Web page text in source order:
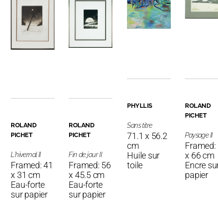
PHYLLIS
Sans titre
71.1 x 56.2
cm
Huile sur
toile
ROLAND
PICHET
Paysage II
Framed:
x 66 cm
Encre
papier
ROLAND
PICHET
L'hivernal II
Framed: 41
x 31 cm
Eau-forte
sur papier
ROLAND
PICHET
Fin de jour II
Framed: 56
x 45.5 cm
Eau-forte
sur papier